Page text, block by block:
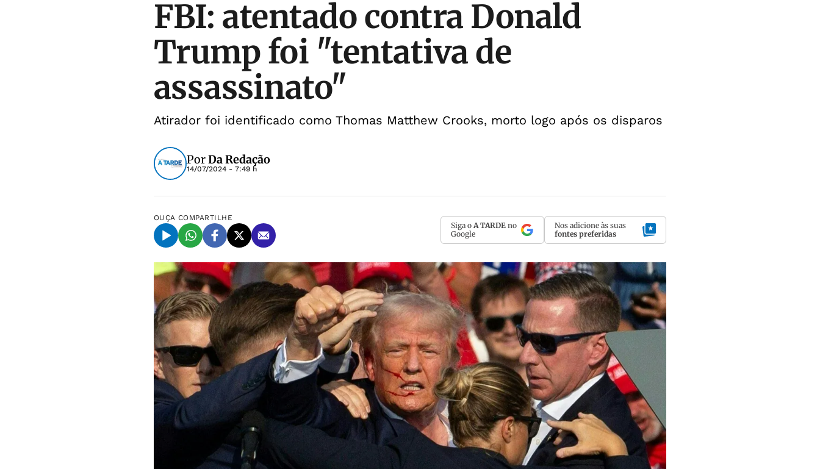
FBI: atentado contra Donald
Trump foi "tentativa de
assassinato"
Atirador foi identificado como Thomas Matthew Crooks, morto logo após os disparos
PorDa Redação
14/07/2024 - 7:49 h
OUÇA COMPARTILHE
Siga o A TARDE no
Google
Nos adicione às suas
fontes preferidas